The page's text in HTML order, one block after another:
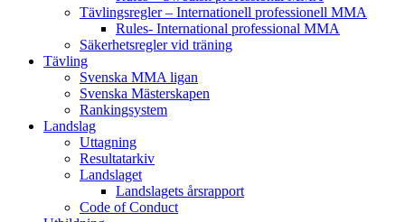
Tävlingsregler – Internationell professionell MMA
Rules- International professional MMA
Säkerhetsregler vid träning
Tävling
Svenska MMA ligan
Svenska Mästerskapen
Rankingsystem
Landslag
Uttagning
Resultatarkiv
Landslaget
Landslagets årsrapport
Code of Conduct